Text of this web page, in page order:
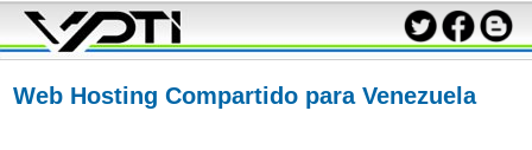
Web Hosting Compartido para Venezuela